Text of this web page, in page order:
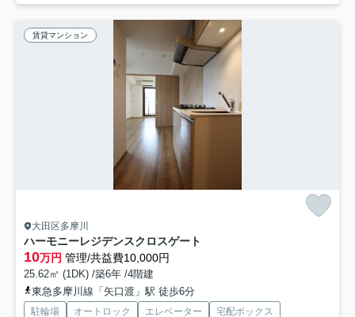
賃貸マンション
大田区多摩川
ハーモニーレジデンスクロスゲート
10万円 管理/共益費10,000円
25.62㎡ (1DK) /築6年 /4階建
東急多摩川線「矢口渡」駅 徒歩6分
駐輪場 オートロック エレベーター 宅配ボックス